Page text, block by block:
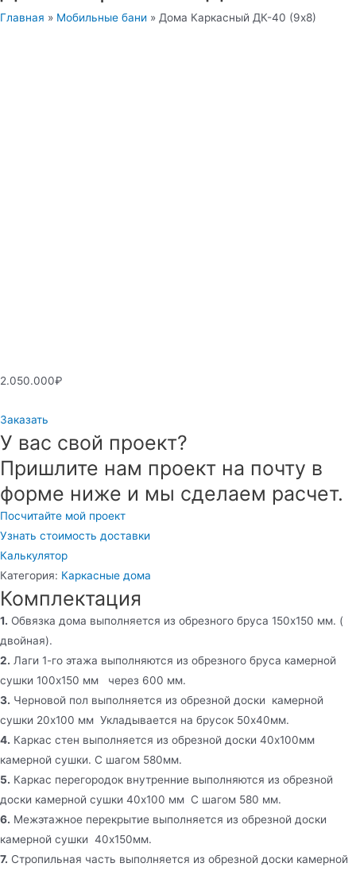
Главная » Мобильные бани » Дома Каркасный ДК-40 (9х8)
2.050.000₽
Заказать
У вас свой проект?
Пришлите нам проект на почту в
форме ниже и мы сделаем расчет.
Посчитайте мой проект
Узнать стоимость доставки
Калькулятор
Категория: Каркасные дома
Комплектация
1. Обвязка дома выполняется из обрезного бруса 150х150 мм. (
двойная).
2. Лаги 1-го этажа выполняются из обрезного бруса камерной
сушки 100х150 мм через 600 мм.
3. Черновой пол выполняется из обрезной доски камерной
сушки 20х100 мм Укладывается на брусок 50х40мм.
4. Каркас стен выполняется из обрезной доски 40х100мм
камерной сушки. С шагом 580мм.
5. Каркас перегородок внутренние выполняются из обрезной
доски камерной сушки 40х100 мм С шагом 580 мм.
6. Межэтажное перекрытие выполняется из обрезной доски
камерной сушки 40х150мм.
7. Стропильная часть выполняется из обрезной доски камерной